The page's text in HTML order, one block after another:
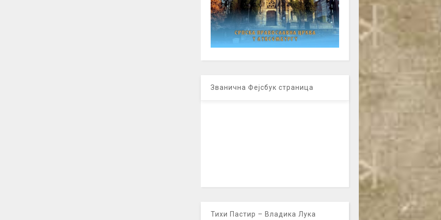
Званична Фејсбук страница
Тихи Пастир – Владика Лука